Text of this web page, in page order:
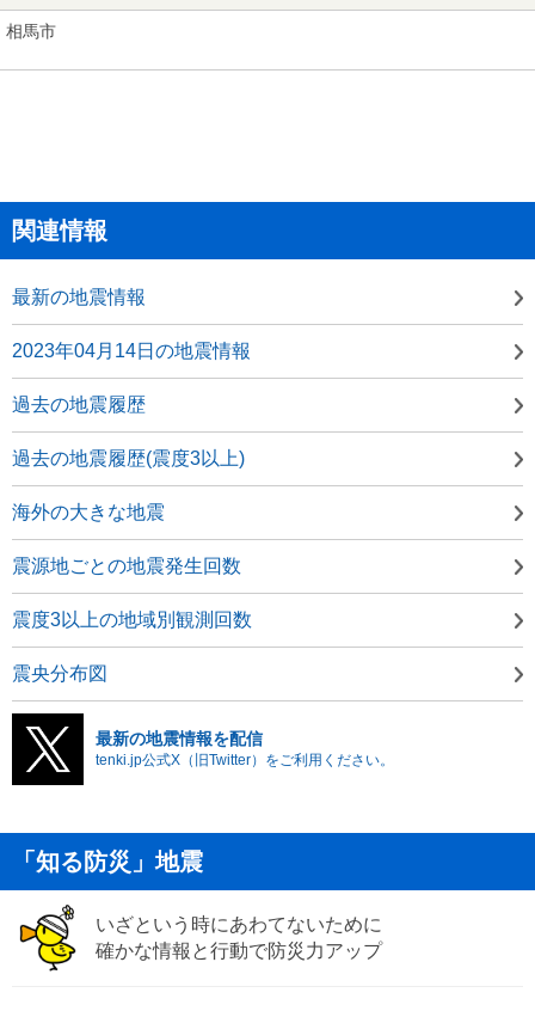
相馬市
関連情報
最新の地震情報
2023年04月14日の地震情報
過去の地震履歴
過去の地震履歴(震度3以上)
海外の大きな地震
震源地ごとの地震発生回数
震度3以上の地域別観測回数
震央分布図
最新の地震情報を配信
tenki.jp公式X（旧Twitter）をご利用ください。
「知る防災」地震
いざという時にあわてないために
確かな情報と行動で防災力アップ